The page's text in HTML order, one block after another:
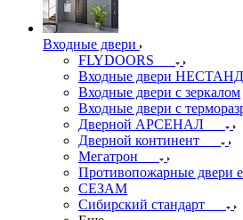
Входные двери
FLYDOORS
Входные двери
Входные двери с зеркалом
Входные двери с
Дверной АРСЕНАЛ
Дверной континент
Мегатрон
Противопожарные двери
СЕЗАМ
Сибирский стандарт